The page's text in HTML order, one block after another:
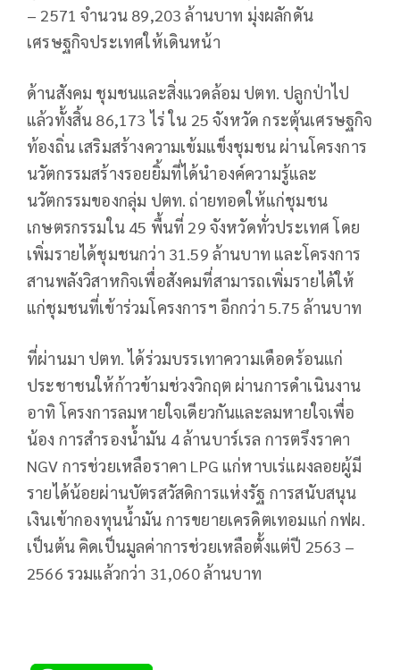
– 2571 จำนวน 89,203 ล้านบาท มุ่งผลักดัน
เศรษฐกิจประเทศให้เดินหน้า
ด้านสังคม ชุมชนและสิ่งแวดล้อม ปตท. ปลูกป่าไป
แล้วทั้งสิ้น 86,173 ไร่ ใน 25 จังหวัด กระตุ้นเศรษฐกิจ
ท้องถิ่น เสริมสร้างความเข้มแข็งชุมชน ผ่านโครงการ
นวัตกรรมสร้างรอยยิ้มที่ได้นำองค์ความรู้และ
นวัตกรรมของกลุ่ม ปตท. ถ่ายทอดให้แก่ชุมชน
เกษตรกรรมใน 45 พื้นที่ 29 จังหวัดทั่วประเทศ โดย
เพิ่มรายได้ชุมชนกว่า 31.59 ล้านบาท และโครงการ
สานพลังวิสาหกิจเพื่อสังคมที่สามารถเพิ่มรายได้ให้
แก่ชุมชนที่เข้าร่วมโครงการฯ อีกกว่า 5.75 ล้านบาท
ที่ผ่านมา ปตท. ได้ร่วมบรรเทาความเดือดร้อนแก่
ประชาชนให้ก้าวข้ามช่วงวิกฤต ผ่านการดำเนินงาน
อาทิ โครงการลมหายใจเดียวกันและลมหายใจเพื่อ
น้อง การสำรองน้ำมัน 4 ล้านบาร์เรล การตรึงราคา
NGV การช่วยเหลือราคา LPG แก่หาบเร่แผงลอยผู้มี
รายได้น้อยผ่านบัตรสวัสดิการแห่งรัฐ การสนับสนุน
เงินเข้ากองทุนน้ำมัน การขยายเครดิตเทอมแก่ กฟผ.
เป็นต้น คิดเป็นมูลค่าการช่วยเหลือตั้งแต่ปี 2563 –
2566 รวมแล้วกว่า 31,060 ล้านบาท